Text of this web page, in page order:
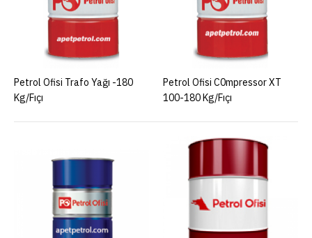
Petrol Ofisi Trafo Yağı -180
Kg/Fıçı
Petrol Ofisi C0mpressor XT
100-180 Kg/Fıçı